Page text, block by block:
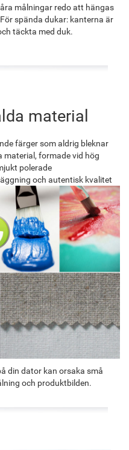
målningar redo att hängas
spända dukar: kanterna är
täckta med duk.
material
färger som aldrig bleknar
material, formade vid hög
polerade
och autentisk kvalitet
din dator kan orsaka små
och produktbilden.